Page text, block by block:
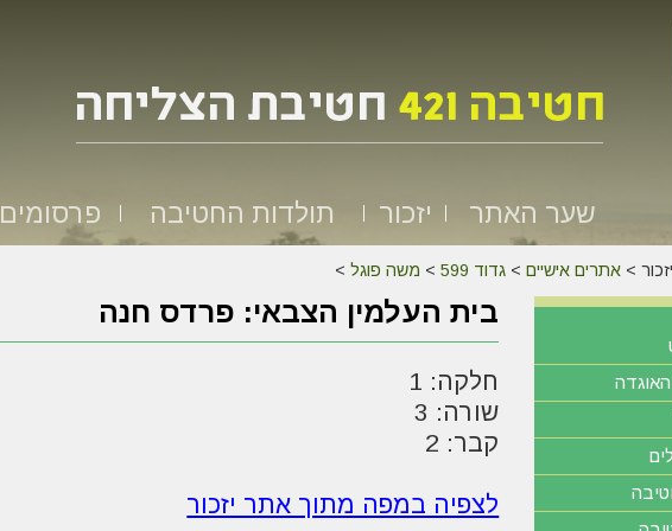
שער האתר יזכור תולדות החטיבה פרסומים
יזכור >אתרים אישיים >גדוד 599 > משה פוגל >
בית העלמין הצבאי: פרדס חנה
חלקה: 1
שורה: 3
קבר: 2
לצפיה במפה מתוך אתר יזכור